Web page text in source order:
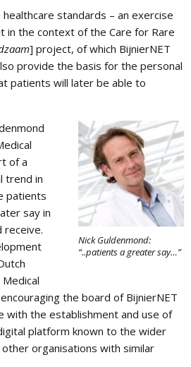
standards – an exercise
in the context of the Care for Rare
] project, of which BijnierNET
provide the basis for the personal
patients will later be able to
Nick Guldenmond:
“..patients a greater say…”
of a
trend in
patients
say in
receive.
the board of BijnierNET
with the establishment and use of
platform known to the wider
organisations with similar